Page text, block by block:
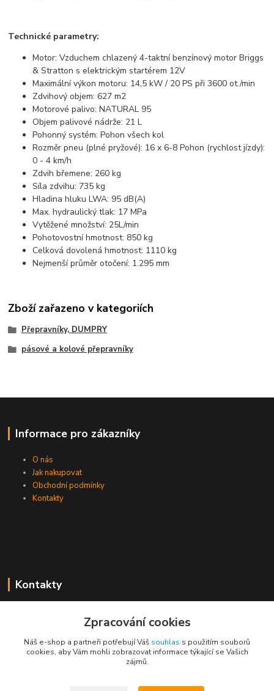
Technické parametry:
Motor: Vzduchem chlazený 4-taktní benzínový motor Briggs
& Stratton s elektrickým startérem 12V
Maximální výkon motoru: 14,5 kW / 20 PS při 3600 ot./min
Zdvihový objem: 627 m2
Motorové palivo: NATURAL 95
Objem palivové nádrže: 21 L
Pohonný systém: Pohon všech kol
Rozměr pneu (plné pryžové): 16 x 6-8 Pohon (rychlost jízdy):
0 - 4 km/h
Zdvih břemene: 260 kg
Síla zdvihu: 735 kg
Hladina hluku LWA: 95 dB(A)
Max. hydraulický tlak: 17 MPa
Vytěžené množství: 25L/min
Pohotovostní hmotnost: 850 kg
Celková dovolená hmotnost: 1110 kg
Nejmenší průměr otočení: 1.295 mm
Zboží zařazeno v kategoriích
Přepravníky, DUMPRY
pásové a kolové přepravníky
Informace pro zákazníky
O nás
Jak nakupovat
Obchodní podmínky
Kontakty
Kontakty
+420 733 530 378
(Po-Pá, 8-15 hod.)
Zpracování cookies
Náš e-shop a partneři potřebují Váš souhlas s použitím souborů
cookies, aby Vám mohli zobrazovat informace týkající se Vašich
zájmů.